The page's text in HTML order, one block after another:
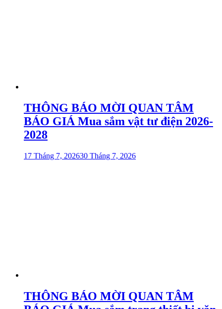
THÔNG BÁO MỜI QUAN TÂM
BÁO GIÁ Mua sắm vật tư điện 2026-
2028
17 Tháng 7, 202630 Tháng 7, 2026
THÔNG BÁO MỜI QUAN TÂM